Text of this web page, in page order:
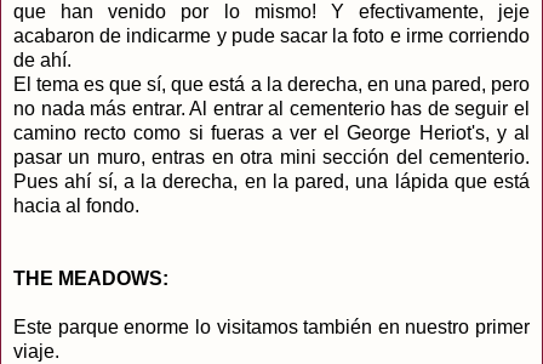
que han venido por lo mismo! Y efectivamente, jeje
acabaron de indicarme y pude sacar la foto e irme corriendo
de ahí.
El tema es que sí, que está a la derecha, en una pared, pero
no nada más entrar. Al entrar al cementerio has de seguir el
camino recto como si fueras a ver el George Heriot's, y al
pasar un muro, entras en otra mini sección del cementerio.
Pues ahí sí, a la derecha, en la pared, una lápida que está
hacia al fondo.
THE MEADOWS:
Este parque enorme lo visitamos también en nuestro primer
viaje.